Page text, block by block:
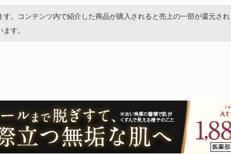
。コンテンツ内で紹介した商品が購入されると売上の一部が還元さ
す。